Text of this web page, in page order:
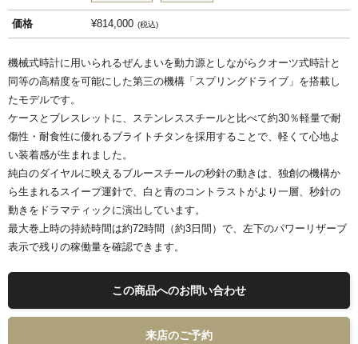
価格 ¥814,000 税込
機械式時計に用いられるぜんまいを動力源としながらクオーツ式時計と
同等の高精度を可能にした第三の機構「スプリングドライブ」を搭載し
たモデルです。
ケースとブレスレットに、ステンレススチールと比べて約30％軽量で耐
傷性・耐食性に優れるブライトチタンを採用することで、軽くて心地よ
い装着感が生まれました。
純白のダイヤルに映えるブルースチールの秒針の動きは、独創の機構か
ら生まれるスイープ運針で、白と青のコントラストがより一層、秒針の
動きをドラマティックに演出しています。
最大巻上時の持続時間は約72時間（約3日間）で、左下のパワーリザーブ
表示で残りの稼働量を確認できます。
この商品へのお問い合わせ
来店のご予約